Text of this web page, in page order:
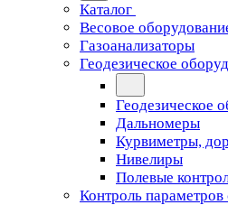
Каталог
Весовое
Газоанализаторы
Геодезическое
Геодезическое
Дальномеры
Курвиметры,
Нивелиры
Полевые
Контроль